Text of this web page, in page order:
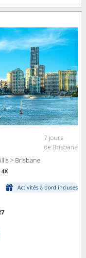
7 jours
de Brisbane
> Brisbane
Activités à bord incluses